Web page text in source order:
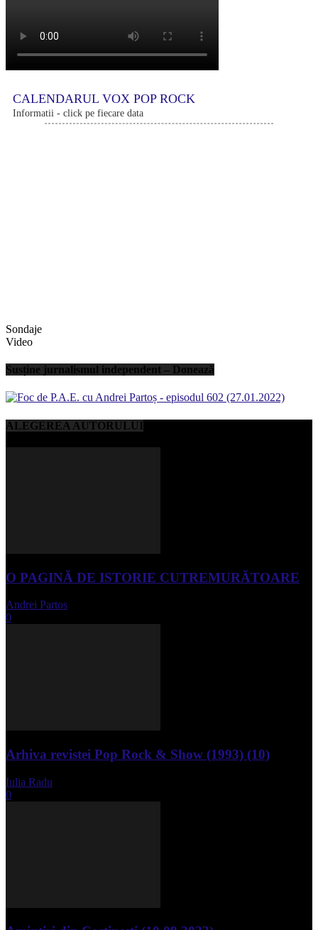
CALENDARUL VOX POP ROCK
Informatii - click pe fiecare data
Sondaje
Video
Susține jurnalismul independent – Donează
ALEGEREA AUTORULUI
O PAGINĂ DE ISTORIE CUTREMURĂTOARE
Andrei Partos
0
Arhiva revistei Pop Rock & Show (1993) (10)
Iulia Radu
0